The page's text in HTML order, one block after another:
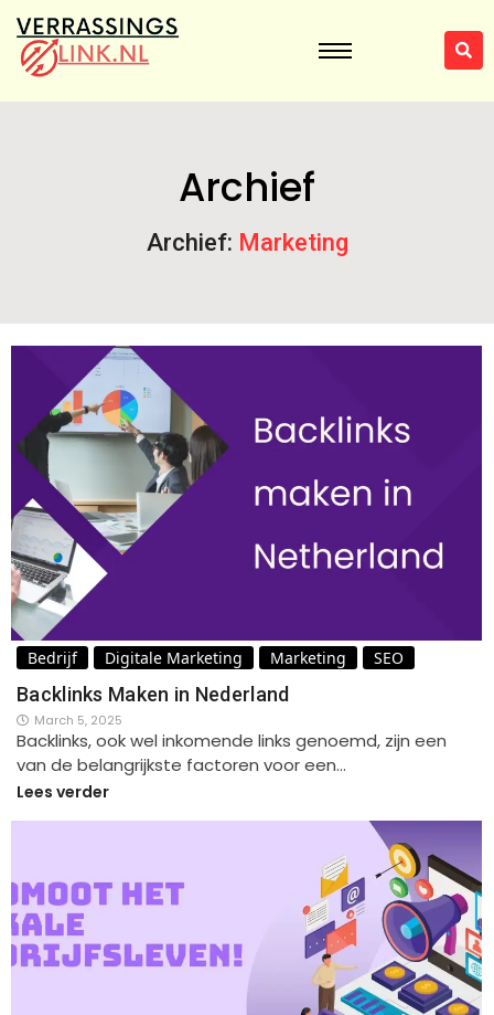
Archief
Archief: Marketing
Bedrijf Digitale Marketing Marketing SEO
Backlinks Maken in Nederland
March 5, 2025
Backlinks, ook wel inkomende links genoemd, zijn een
van de belangrijkste factoren voor een…
Lees verder